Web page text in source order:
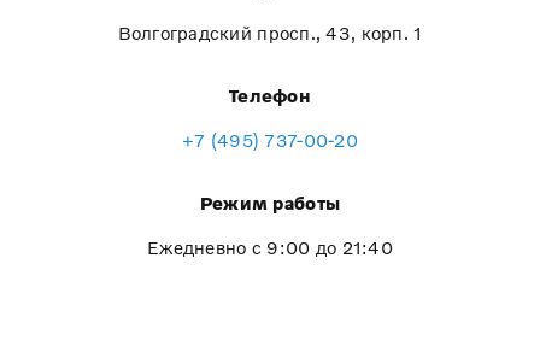
Волгоградский просп., 43, корп. 1
Телефон
+7 (495) 737-00-20
Режим работы
Ежедневно с 9:00 до 21:40